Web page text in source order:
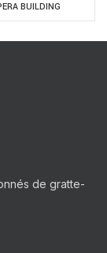
BUILDING
de gratte-